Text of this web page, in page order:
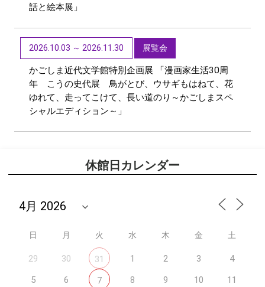
話と絵本展」
2026.10.03 ～ 2026.11.30 展覧会
かごしま近代文学館特別企画展 「漫画家生活30周
年 こうの史代展 鳥がとび、ウサギもはねて、花
ゆれて、走ってこけて、長い道のり～かごしまスペ
シャルエディション～」
休館日カレンダー
日 月 火 水 木 金 土
29 30 31 1 2 3
4
5
6 7 8 9 10
11